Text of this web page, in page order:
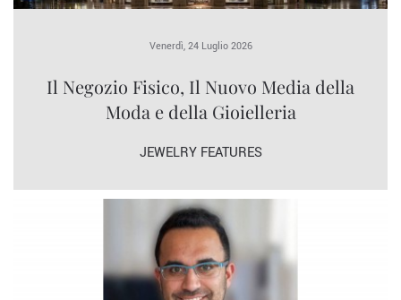
Venerdì, 24 Luglio 2026
Il Negozio Fisico, Il Nuovo Media della
Moda e della Gioielleria
JEWELRY FEATURES